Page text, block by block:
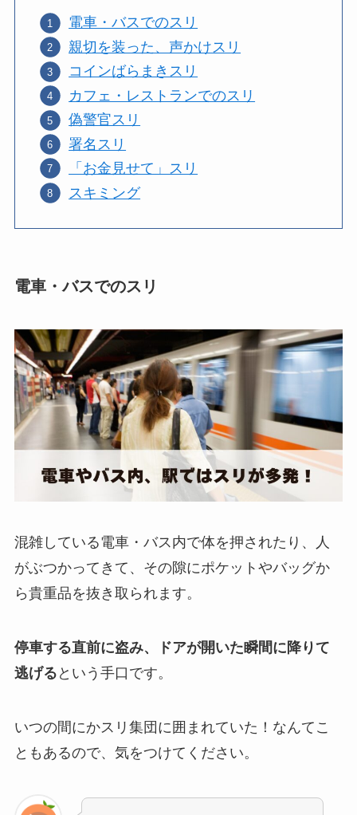
電車・バスでのスリ
親切を装った、声かけスリ
コインばらまきスリ
カフェ・レストランでのスリ
偽警官スリ
署名スリ
「お金見せて」スリ
スキミング
電車・バスでのスリ
混雑している電車・バス内で体を押されたり、人
がぶつかってきて、その隙にポケットやバッグか
ら貴重品を抜き取られます。
停車する直前に盗み、ドアが開いた瞬間に降りて
逃げる という手口です。
いつの間にかスリ集団に囲まれていた！なんてこ
ともあるので、気をつけてください。